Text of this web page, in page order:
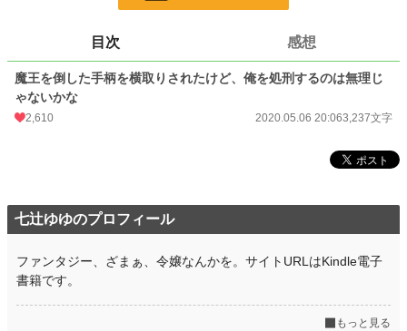
319 pt
文字数 3,237
更新日時
週間ポイント 2,816 pt (3,540 位)
年間ポイント 152,931 pt (4,089 位)
累計ポイント 780,069 pt (7,284 位)
目次 感想
魔王を倒した手柄を横取りされたけど、俺を処刑するのは無理じ
ゃないかな
2,610 2020.05.06 20:063,237文字
七辻ゆゆのプロフィール
ファンタジー、ざまぁ、令嬢なんかを。サイトURLはKindle電子
書籍です。
もっと見る